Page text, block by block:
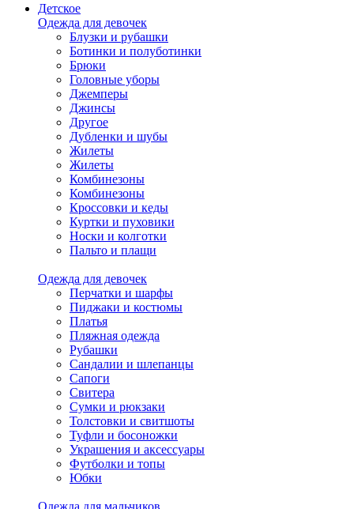
Детское
Одежда для девочек
Блузки и рубашки
Ботинки и полуботинки
Брюки
Головные уборы
Джемперы
Джинсы
Другое
Дубленки и шубы
Жилеты
Жилеты
Комбинезоны
Комбинезоны
Кроссовки и кеды
Куртки и пуховики
Носки и колготки
Пальто и плащи
Одежда для девочек
Перчатки и шарфы
Пиджаки и костюмы
Платья
Пляжная одежда
Рубашки
Сандалии и шлепанцы
Сапоги
Свитера
Сумки и рюкзаки
Толстовки и свитшоты
Туфли и босоножки
Украшения и аксессуары
Футболки и топы
Юбки
Одежда для мальчиков